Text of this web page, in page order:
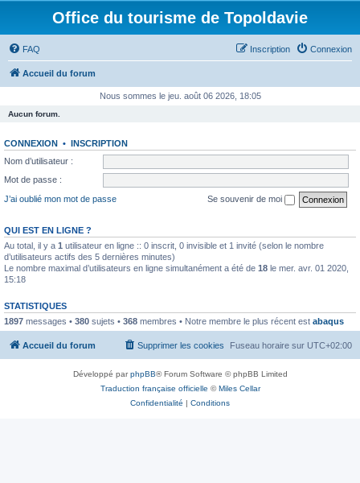
Office du tourisme de Topoldavie
FAQ Connexion
Inscription
Accueil du forum
Nous sommes le jeu. août 06 2026, 18:05
Aucun forum.
CONNEXION • INSCRIPTION
Nom d’utilisateur :
Mot de passe :
J’ai oublié mon mot de passe
Se souvenir de moi
QUI EST EN LIGNE ?
Au total, il y a 1 utilisateur en ligne :: 0 inscrit, 0 invisible et 1 invité (selon le nombre
d’utilisateurs actifs des 5 dernières minutes)
Le nombre maximal d’utilisateurs en ligne simultanément a été de 18 le mer. avr. 01 2020,
15:18
STATISTIQUES
1897 messages • 380 sujets • 368 membres • Notre membre le plus récent est abaqus
Accueil du forum Fuseau horaire sur UTC+02:00
Supprimer les cookies
Développé parphpBB® Forum Software © phpBB Limited
Traduction française officielle ©Miles Cellar
Confidentialité | Conditions